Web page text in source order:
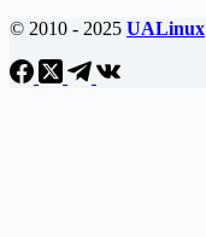
© 2010 - 2025 UALinux